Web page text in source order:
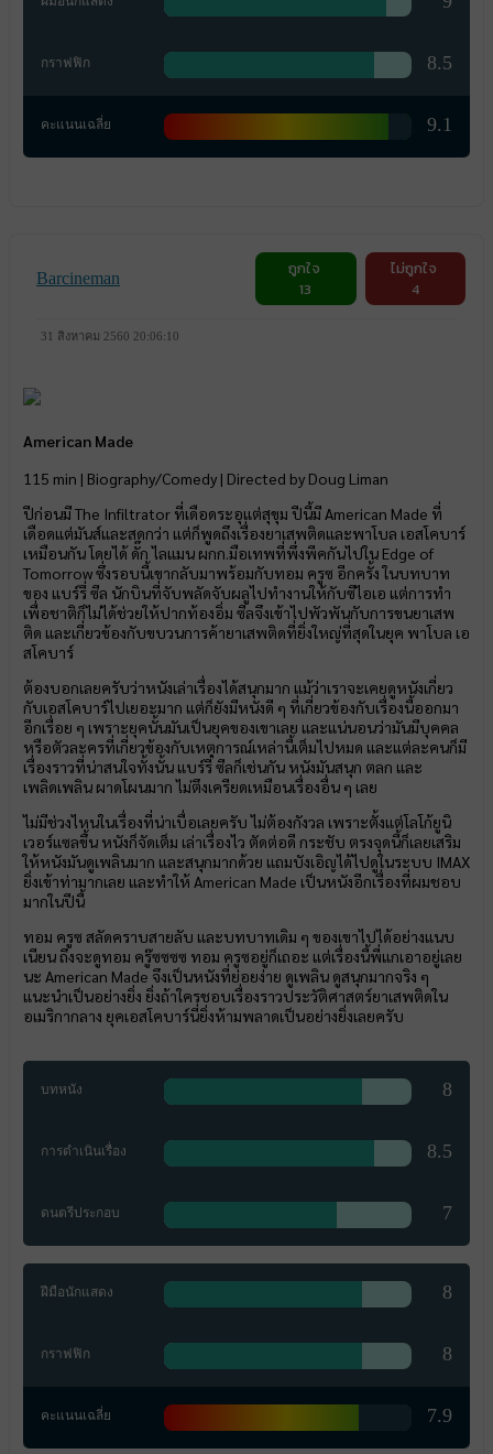
กราฟฟิก 8.5
คะแนนเฉลี่ย 9.1
Barcineman
ถูกใจ
13
ไม่ถูกใจ
4
31 สิงหาคม 2560 20:06:10
American Made
115 min | Biography/Comedy | Directed by Doug Liman
ปีก่อนมี The Infiltrator ที่เดือดระอุแต่สุขุม ปีนี้มี American Made ที่
เดือดแต่มันส์และสดกว่า แต่ก็พูดถึงเรื่องยาเสพติดและพาโบล เอสโคบาร์
เหมือนกัน โดยได้ ดั๊ก ไลแมน ผกก.มือเทพที่พึ่งพีคกันไปใน Edge of
Tomorrow ซึ่งรอบนี้เขากลับมาพร้อมกับทอม ครูซ อีกครั้ง ในบทบาท
ของ แบร์รี่ ซีล นักบินที่จับพลัดจับผลูไปทำงานให้กับซีไอเอ แต่การทำ
เพื่อชาติก็ไม่ได้ช่วยให้ปากท้องอิ่ม ซีลจึงเข้าไปพัวพันกับการขนยาเสพ
ติด และเกี่ยวข้องกับขบวนการค้ายาเสพติดที่ยิ่งใหญ่ที่สุดในยุค พาโบล เอ
สโคบาร์
ต้องบอกเลยครับว่าหนังเล่าเรื่องได้สนุกมาก แม้ว่าเราจะเคยดูหนังเกี่ยว
กับเอสโคบาร์ไปเยอะมาก แต่ก็ยังมีหนังดี ๆ ที่เกี่ยวข้องกับเรื่องนี้ออกมา
อีกเรื่อย ๆ เพราะยุคนั้นมันเป็นยุคของเขาเลย และแน่นอนว่ามันมีบุคคล
หรือตัวละครที่เกี่ยวข้องกับเหตุการณ์เหล่านี้เต็มไปหมด และแต่ละคนก็มี
เรื่องราวที่น่าสนใจทั้งนั้น แบร์รี่ ซีลก็เช่นกัน หนังมันสนุก ตลก และ
เพลิดเพลิน ผาดโผนมาก ไม่ตึงเครียดเหมือนเรื่องอื่น ๆ เลย
ไม่มีช่วงไหนในเรื่องที่น่าเบื่อเลยครับ ไม่ต้องกังวล เพราะตั้งแต่โลโก้ยูนิ
เวอร์แซลขึ้น หนังก็จัดเต็ม เล่าเรื่องไว ตัดต่อดี กระชับ ตรงจุดนี้ก็เลยเสริม
ให้หนังมันดูเพลินมาก และสนุกมากด้วย แถมบังเอิญได้ไปดูในระบบ IMAX
ยิ่งเข้าท่ามากเลย และทำให้ American Made เป็นหนังอีกเรื่องที่ผมชอบ
มากในปีนี้
ทอม ครูซ สลัดคราบสายลับ และบทบาทเดิม ๆ ของเขาไปได้อย่างแนบ
เนียน ถึงจะดูทอม ครู๊ซซซซ ทอม ครูซอยู่ก็เถอะ แต่เรื่องนี้พี่แกเอาอยู่เลย
นะ American Made จึงเป็นหนังที่ย่อยง่าย ดูเพลิน ดูสนุกมากจริง ๆ
แนะนำเป็นอย่างยิ่ง ยิ่งถ้าใครชอบเรื่องราวประวัติศาสตร์ยาเสพติดใน
อเมริกากลาง ยุคเอสโคบาร์นี่ยิ่งห้ามพลาดเป็นอย่างยิ่งเลยครับ
บทหนัง 8
การดำเนินเรื่อง 8.5
ดนตรีประกอบ 7
ฝีมือนักแสดง 8
กราฟฟิก 8
คะแนนเฉลี่ย 7.9